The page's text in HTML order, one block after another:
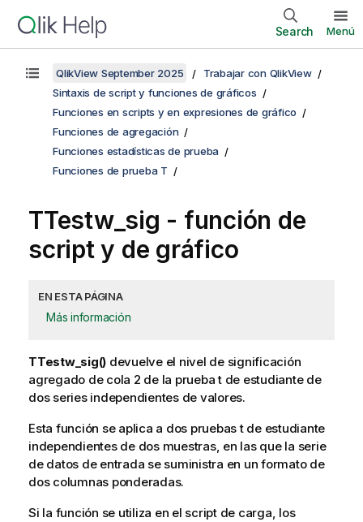
Search Menú
QlikView September 2025
Trabajar con QlikView
Sintaxis de script y funciones de gráficos
Funciones en scripts y en expresiones de gráfico
Funciones de agregación
Funciones estadísticas de prueba
Funciones de prueba T
TTestw_sig - función de
script y de gráfico
EN ESTA PÁGINA
Más información
TTestw_sig() devuelve el nivel de significación
agregado de cola 2 de la prueba t de estudiante de
dos series independientes de valores.
Esta función se aplica a dos pruebas t de estudiante
independientes de dos muestras, en las que la serie
de datos de entrada se suministra en un formato de
dos columnas ponderadas.
Si la función se utiliza en el script de carga, los